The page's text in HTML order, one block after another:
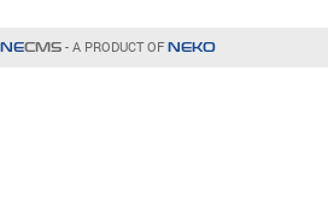
CMS- A PRODUCT OF NEKO